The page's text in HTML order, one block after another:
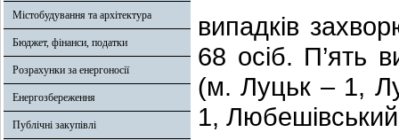
Містобудування та архітектура
Бюджет, фінанси, податки
Розрахунки за енергоносії
Енергозбереження
Публічні закупівлі
випадків
68 осіб. П’ять
(м. Луцьк – 1,
1,